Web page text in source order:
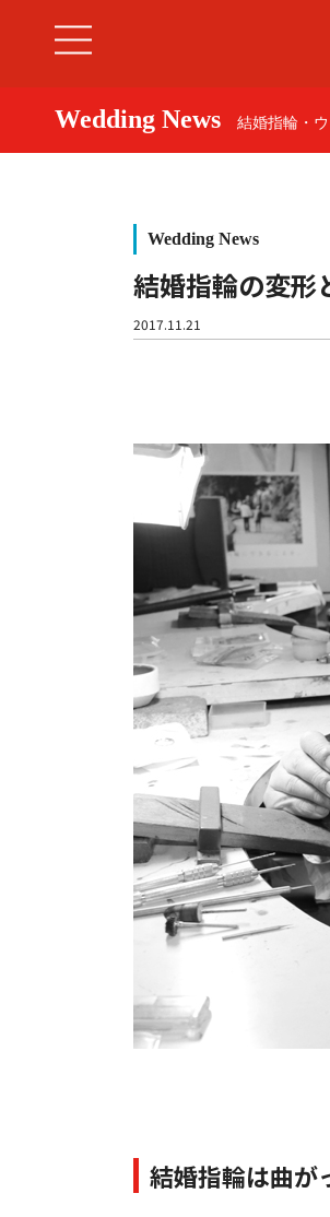
結婚
パー
セット
Wedding News 結婚指輪・
Wedding News
結婚指輪の変形
2017.11.21
結婚指輪は曲が